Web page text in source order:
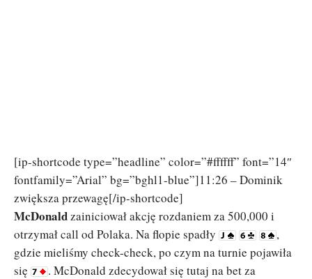
[ip-shortcode type=”headline” color=”#ffffff” font=”14″
fontfamily=”Arial” bg=”bghl1-blue”]11:26 – Dominik
zwiększa przewagę[/ip-shortcode]
McDonaldzainiciował akcję rozdaniem za 500,000 i
otrzymał call od Polaka. Na flopie spadły
,
gdzie mieliśmy check-check, po czym na turnie pojawiła
się
. McDonald zdecydował się tutaj na bet za